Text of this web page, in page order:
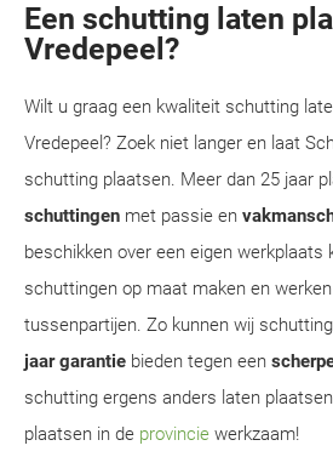
Een schutting laten
Vredepeel?
Wilt u graag een kwaliteit schutting
Vredepeel? Zoek niet langer en laat
schutting plaatsen. Meer dan 25 jaar
schuttingen met passie en
beschikken over een eigen werkplaats
schuttingen op maat maken en
tussenpartijen. Zo kunnen wij
jaar garantie bieden tegen een
schutting ergens anders laten
plaatsen in de provincie werkzaam!